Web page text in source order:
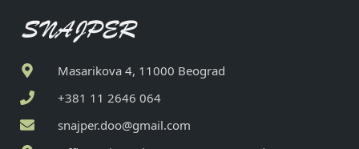
Masarikova 4, 11000 Beograd
+381 11 2646 064
snajper.doo@gmail.com